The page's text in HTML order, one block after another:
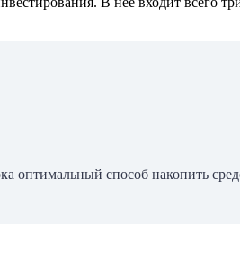
оптимальный способ накопить